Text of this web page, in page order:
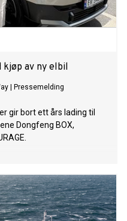
kjøp av ny elbil
Pressemelding
gir bort ett års lading til
Dongfeng BOX,